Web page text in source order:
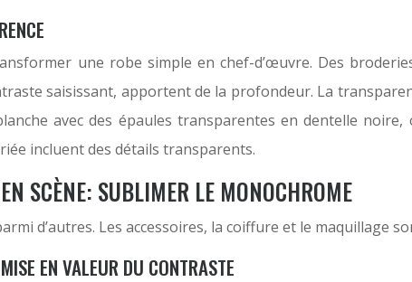
une robe simple en chef-d’œuvre. Des
saisissant, apportent de la profondeur. La
avec des épaules transparentes en dentelle
incluent des détails transparents.
SCÈNE: SUBLIMER LE MONOCHROME
d’autres. Les accessoires, la coiffure et le
EN VALEUR DU CONTRASTE